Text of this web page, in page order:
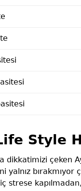
Style
dikkatimizi çeken
yalnız
strese